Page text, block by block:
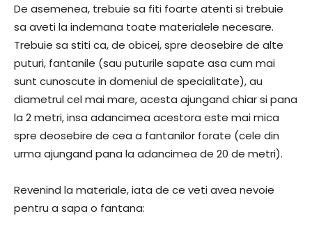
De asemenea, trebuie sa fiti foarte atenti si trebuie
sa aveti la indemana toate materialele necesare.
Trebuie sa stiti ca, de obicei, spre deosebire de alte
puturi, fantanile (sau puturile sapate asa cum mai
sunt cunoscute in domeniul de specialitate), au
diametrul cel mai mare, acesta ajungand chiar si pana
la 2 metri, insa adancimea acestora este mai mica
spre deosebire de cea a fantanilor forate (cele din
urma ajungand pana la adancimea de 20 de metri).
Revenind la materiale, iata de ce veti avea nevoie
pentru a sapa o fantana: